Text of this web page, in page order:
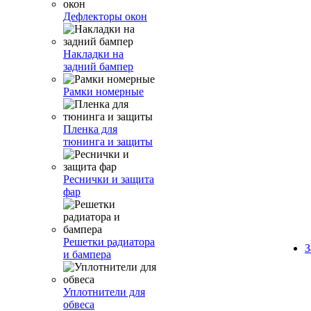
Дефлекторы окон
Накладки на
задний бампер
Рамки номерные
Пленка для
тюнинга и защиты
Реснички и защита
фар
Решетки радиатора
и бампера
Уплотнители для
обвеса